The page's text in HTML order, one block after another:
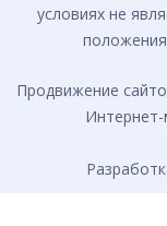
условиях не
Продвижение